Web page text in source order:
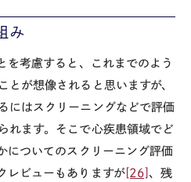
み
を考慮すると、これまでのよう
とが想像されると思いますが、
にはスクリーニングなどで評価
れます。そこで心疾患領域でど
についてのスクリーニング評価
レビューもありますが[26] 、残